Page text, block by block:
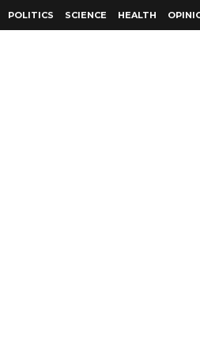
POLITICS SCIENCE HEALTH